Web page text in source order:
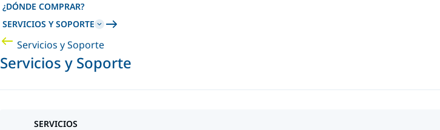
¿DÓNDE COMPRAR?
SERVICIOS Y SOPORTE
Servicios y Soporte
Servicios y Soporte
SERVICIOS